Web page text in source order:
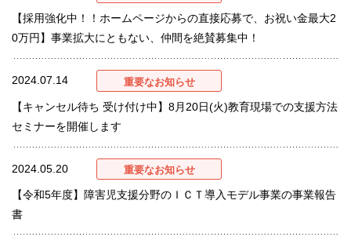
【採用強化中！！ホームページからの直接応募で、お祝い金最大2
0万円】事業拡大にともない、仲間を絶賛募集中！
2024.07.14 重要なお知らせ
【キャンセル待ち 受け付け中】8月20日(火)教育現場での支援方法
セミナーを開催します
2024.05.20 重要なお知らせ
【令和5年度】障害児支援分野のＩＣＴ導入モデル事業の事業報告
書